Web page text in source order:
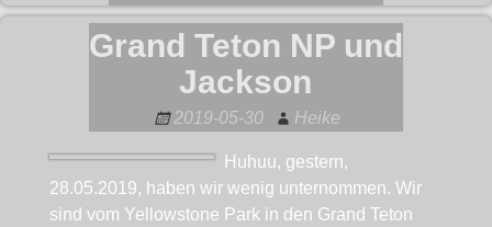
Grand Teton NP und
Jackson
2019-05-30 Heike
Huhuu, gestern,
28.05.2019, haben wir wenig unternommen. Wir
sind vom Yellowstone Park in den Grand Teton